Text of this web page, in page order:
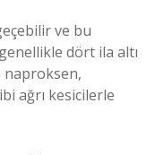
ve bu
dört ila altı
naproksen,
ağrı kesicilerle